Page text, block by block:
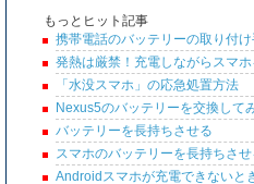
もっとヒット記事
携帯電話のバッテリーの取り付
発熱は厳禁！充電しながらスマホ
「水没スマホ」の応急処置方法
Nexus5のバッテリーを交換して
バッテリーを長持ちさせる
スマホのバッテリーを長持ちさ
Androidスマホが充電できないと